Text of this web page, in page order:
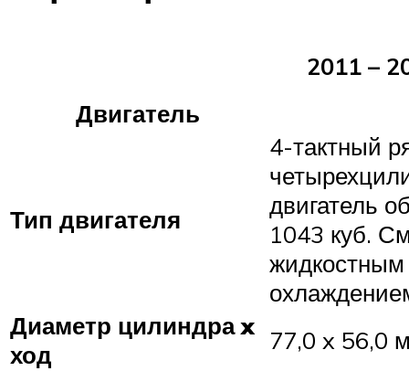
2011 –
Двигатель
Тип двигателя
4-тактный
двигатель
1043 куб.
жидкостным
Диаметр цилиндра x
ход
77,0 x 56,0